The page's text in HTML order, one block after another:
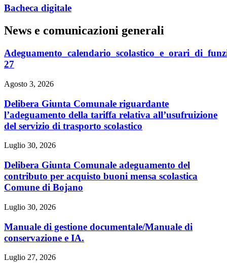
Bacheca digitale
News e comunicazioni generali
27
Agosto 3, 2026
Delibera Giunta Comunale riguardante
l’adeguamento della tariffa relativa all’usufruizione
del servizio di trasporto scolastico
Luglio 30, 2026
Delibera Giunta Comunale adeguamento del
contributo per acquisto buoni mensa scolastica
Comune di Bojano
Luglio 30, 2026
Manuale di gestione documentale/Manuale di
conservazione e IA.
Luglio 27, 2026